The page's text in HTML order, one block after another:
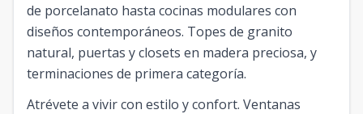
de porcelanato hasta cocinas modulares con
diseños contemporáneos. Topes de granito
natural, puertas y closets en madera preciosa, y
terminaciones de primera categoría.
Atrévete a vivir con estilo y confort. Ventanas